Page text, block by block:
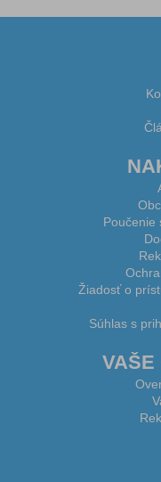
Poučenie
Žiadosť o
Súhlas s
VAŠE